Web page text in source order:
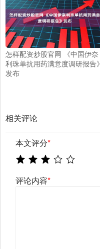
怎样配资炒股官网 《中国伊奈
利珠单抗用药满意度调研报告》
发布
相关评论
本文评分*
评论内容*